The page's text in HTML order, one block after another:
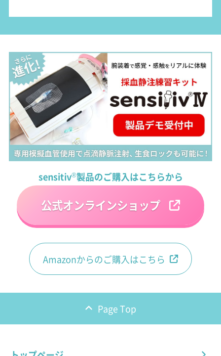
sensitiv®製品のご購入はこちらから
公式オンラインショップ
Amazonからのご購入はこちら
Page Top